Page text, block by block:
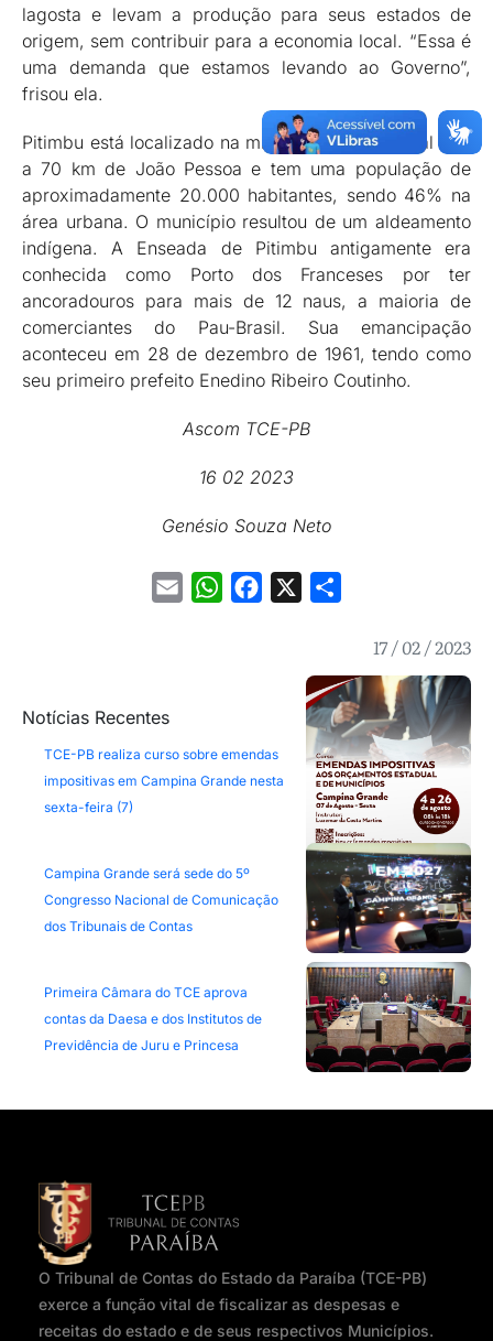
lagosta e levam a produção para seus estados de
origem, sem contribuir para a economia local. “Essa é
uma demanda que estamos levando ao Governo”,
frisou ela.
Pitimbu está localizado na microrregião do Litoral Sul,
a 70 km de João Pessoa e tem uma população de
aproximadamente 20.000 habitantes, sendo 46% na
área urbana. O município resultou de um aldeamento
indígena. A Enseada de Pitimbu antigamente era
conhecida como Porto dos Franceses por ter
ancoradouros para mais de 12 naus, a maioria de
comerciantes do Pau-Brasil. Sua emancipação
aconteceu em 28 de dezembro de 1961, tendo como
seu primeiro prefeito Enedino Ribeiro Coutinho.
Ascom TCE-PB
16 02 2023
Genésio Souza Neto
Email WhatsAppFacebook
17 / 02 / 2023
Notícias Recentes
TCE-PB realiza curso sobre emendas
impositivas em Campina Grande nesta
sexta-feira (7)
Campina Grande será sede do 5º
Congresso Nacional de Comunicação
dos Tribunais de Contas
Primeira Câmara do TCE aprova
contas da Daesa e dos Institutos de
Previdência de Juru e Princesa
O Tribunal de Contas do Estado da Paraíba (TCE-PB)
exerce a função vital de fiscalizar as despesas e
receitas do estado e de seus respectivos Municípios.